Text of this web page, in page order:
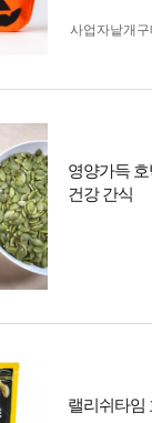
사업자 낱개
영양가득
건강 간식
랠리쉬타임